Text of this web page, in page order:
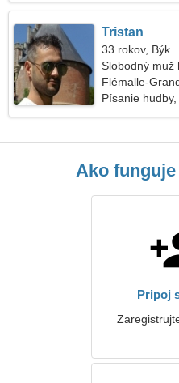
Tristan
33 rokov, Býk
Slobodný muž
Flémalle-
Písanie
Ako
Pripoj